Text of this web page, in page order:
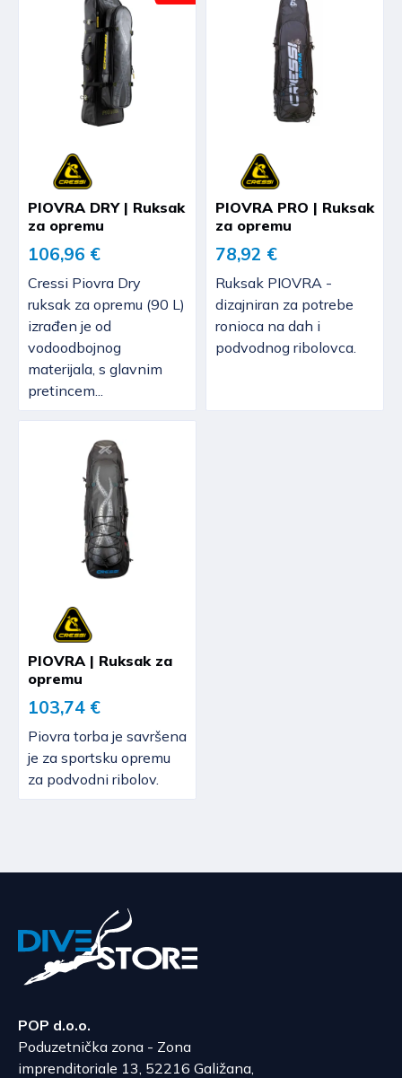
PIOVRA DRY | Ruksak
za opremu
106,96 €
Cressi Piovra Dry
ruksak za opremu (90 L)
izrađen je od
vodoodbojnog
materijala, s glavnim
pretincem...
PIOVRA PRO | Ruksak
za opremu
78,92 €
Ruksak PIOVRA -
dizajniran za potrebe
ronioca na dah i
podvodnog ribolovca.
PIOVRA | Ruksak za
opremu
103,74 €
Piovra torba je savršena
je za sportsku opremu
za podvodni ribolov.
POP d.o.o.
Poduzetnička zona - Zona
imprenditoriale 13, 52216 Galižana,